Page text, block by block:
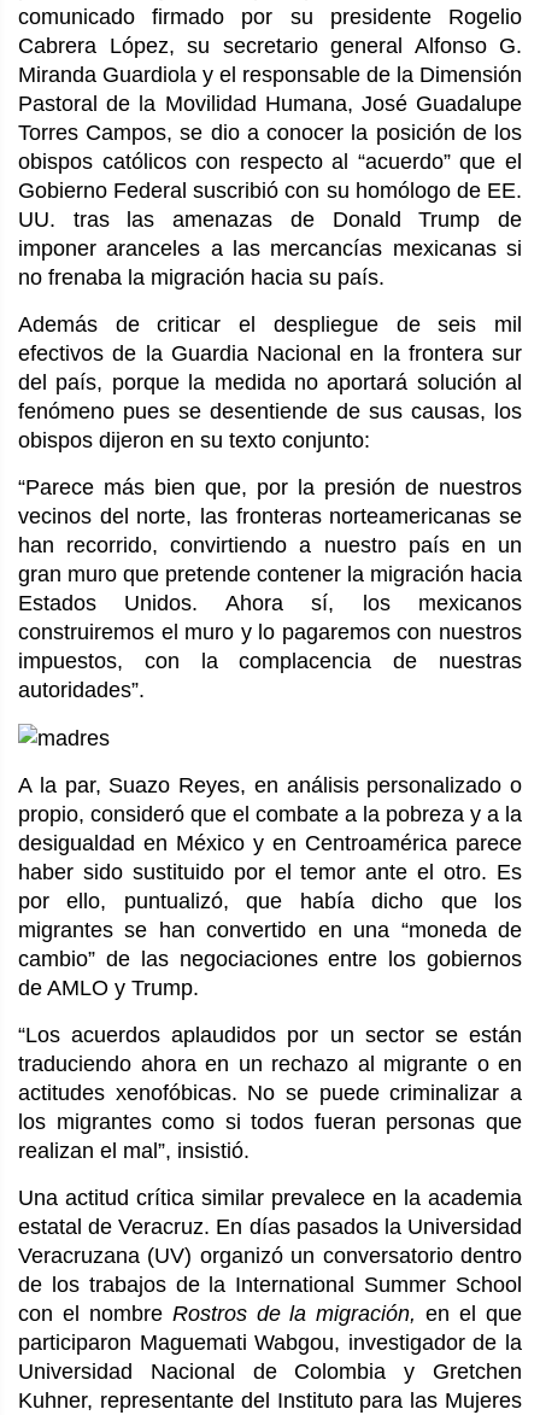
comunicado firmado por su presidente Rogelio
Cabrera López, su secretario general Alfonso G.
Miranda Guardiola y el responsable de la Dimensión
Pastoral de la Movilidad Humana, José Guadalupe
Torres Campos, se dio a conocer la posición de los
obispos católicos con respecto al “acuerdo” que el
Gobierno Federal suscribió con su homólogo de EE.
UU. tras las amenazas de Donald Trump de
imponer aranceles a las mercancías mexicanas si
no frenaba la migración hacia su país.
Además de criticar el despliegue de seis mil
efectivos de la Guardia Nacional en la frontera sur
del país, porque la medida no aportará solución al
fenómeno pues se desentiende de sus causas, los
obispos dijeron en su texto conjunto:
“Parece más bien que, por la presión de nuestros
vecinos del norte, las fronteras norteamericanas se
han recorrido, convirtiendo a nuestro país en un
gran muro que pretende contener la migración hacia
Estados Unidos. Ahora sí, los mexicanos
construiremos el muro y lo pagaremos con nuestros
impuestos, con la complacencia de nuestras
autoridades”.
A la par, Suazo Reyes, en análisis personalizado o
propio, consideró que el combate a la pobreza y a la
desigualdad en México y en Centroamérica parece
haber sido sustituido por el temor ante el otro. Es
por ello, puntualizó, que había dicho que los
migrantes se han convertido en una “moneda de
cambio” de las negociaciones entre los gobiernos
de AMLO y Trump.
“Los acuerdos aplaudidos por un sector se están
traduciendo ahora en un rechazo al migrante o en
actitudes xenofóbicas. No se puede criminalizar a
los migrantes como si todos fueran personas que
realizan el mal”, insistió.
Una actitud crítica similar prevalece en la academia
estatal de Veracruz. En días pasados la Universidad
Veracruzana (UV) organizó un conversatorio dentro
de los trabajos de la International Summer School
con el nombre Rostros de la migración,en el que
participaron Maguemati Wabgou, investigador de la
Universidad Nacional de Colombia y Gretchen
Kuhner, representante del Instituto para las Mujeres